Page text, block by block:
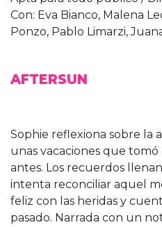
Con: Eva Bianco, Malena
Ponzo, Pablo Limarzi,
AFTERSUN
Sophie reflexiona sobre la
unas vacaciones que
antes. Los recuerdos
intenta reconciliar aquel
feliz con las heridas y
pasado. Narrada con un